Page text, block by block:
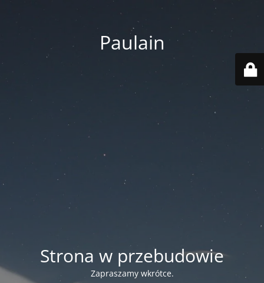
Paulain
Strona w przebudowie
Zapraszamy wkrótce.